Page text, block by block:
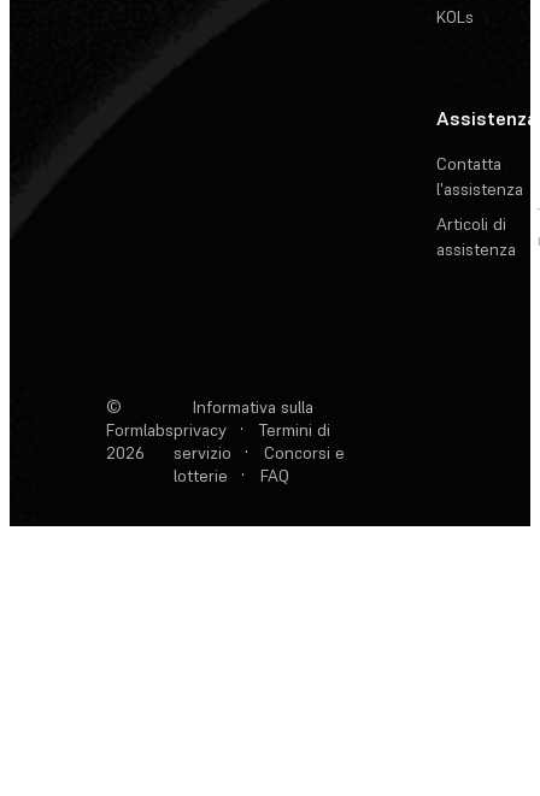
KOLs
Assistenza
Contatta
l'assistenza
Articoli di
assistenza
©
Formlabs
2026
Informativa sulla
privacy
·
Termini di
servizio
·
Concorsi e
lotterie
· FAQ